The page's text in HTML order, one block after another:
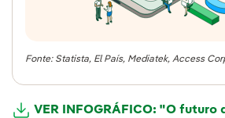
Fonte: Statista, El País, Mediatek, Access
VER INFOGRÁFICO: "O futuro